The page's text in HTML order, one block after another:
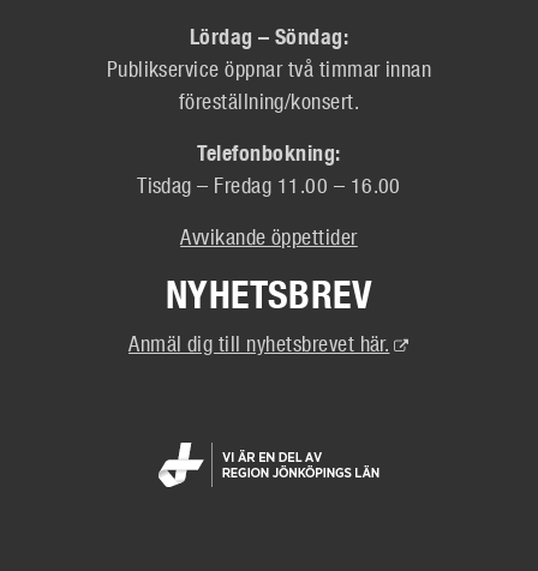
Lördag – Söndag:
Publikservice öppnar två timmar innan
föreställning/konsert.
Telefonbokning:
Tisdag – Fredag 11.00 – 16.00
Avvikande öppettider
NYHETSBREV
Anmäl dig till nyhetsbrevet här. (Extern